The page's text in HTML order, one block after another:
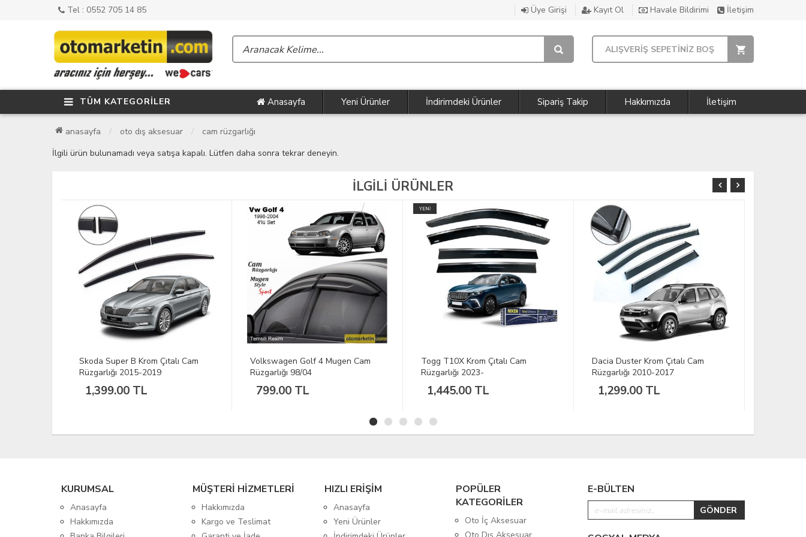
Tel : 0552 705 14 85 Üye Girişi Kayıt Ol Havale Bildirimi İletişim
ALIŞVERİŞ SEPETİNİZ BOŞ
TÜM KATEGORİLER Anasayfa Yeni Ürünler İndirimdeki Ürünler Sipariş Takip Hakkımızda İletişim
anasayfa oto dış aksesuar
cam rüzgarlığı
İlgili ürün bulunamadı veya satışa kapalı. Lütfen daha sonra tekrar deneyin.
İLGİLİ ÜRÜNLER
Volkswagen Golf 4 Mugen Cam
Rüzgarlığı 98/04
799.00 TL
YENİ
Togg T10X Krom Çıtalı Cam
Rüzgarlığı 2023-
1,445.00 TL
Dacia Duster Krom Çıtalı Cam
Rüzgarlığı 2010-2017
1,299.00 TL
Citroen Berlingo Krom Çıtalı Cam
Rüzgarlığı 2018-2025 (2 li)
1,199.00 TL
KURUMSAL
Anasayfa
Hakkımızda
MÜŞTERİ HİZMETLERİ
Hakkımızda
Kargo ve Teslimat
HIZLI ERİŞİM
Anasayfa
Yeni Ürünler
POPÜLER
KATEGORİLER
Oto İç Aksesuar
E-BÜLTEN